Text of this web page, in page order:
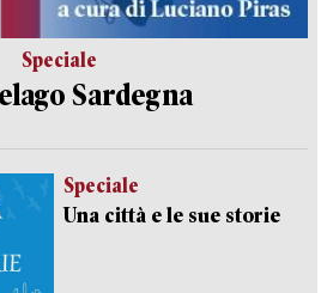
Speciale
Sardegna
Speciale
Una città e le sue storie